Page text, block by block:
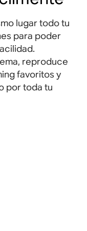
lugar todo tu
para poder
reproduce
favoritos y
por toda tu